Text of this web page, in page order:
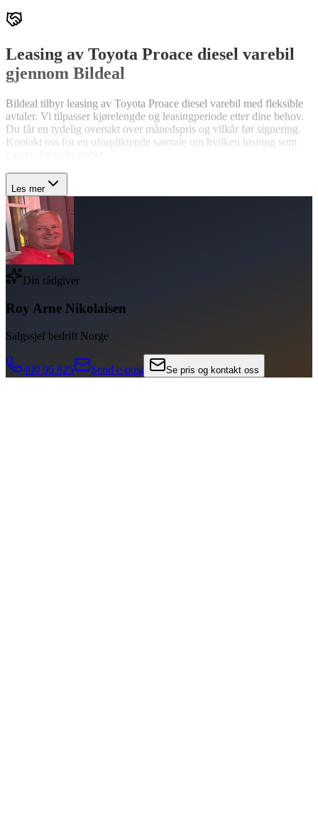
Leasing av Toyota Proace diesel varebil
gjennom Bildeal
Bildeal tilbyr leasing av Toyota Proace diesel varebil med fleksible
avtaler. Vi tilpasser kjørelengde og leasingperiode etter dine behov.
Du får en tydelig oversikt over månedspris og vilkår før signering.
Kontakt oss for en uforpliktende samtale om hvilken løsning som
Les mer
Din rådgiver
Roy Arne Nikolaisen
Salgssjef bedrift Norge
400 96 825 Send e-post Se pris og kontakt oss